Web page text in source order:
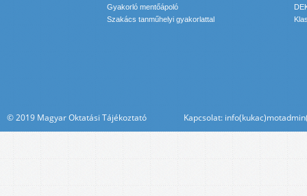
Gyakorló mentőápoló
Szakács tanműhelyi gyakorlattal
© 2019 Magyar Oktatási Tájékoztató Kapcsolat: